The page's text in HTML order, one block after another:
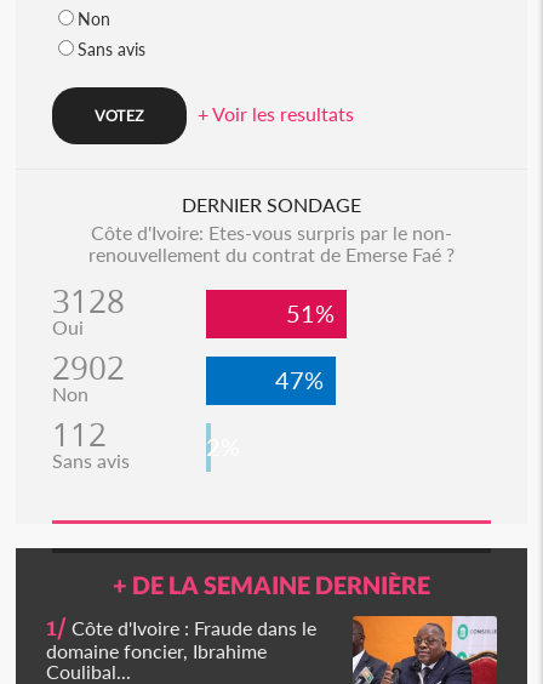
Non
Sans avis
+ Voir les resultats
DERNIER SONDAGE
Côte d'Ivoire: Etes-vous surpris par le non-
renouvellement du contrat de Emerse Faé ?
3128
Oui 51%
2902
Non 47%
112
Sans avis 2%
+ DE LA SEMAINE DERNIÈRE
1/ Côte d'Ivoire : Fraude dans le
domaine foncier, Ibrahime
Coulibal...